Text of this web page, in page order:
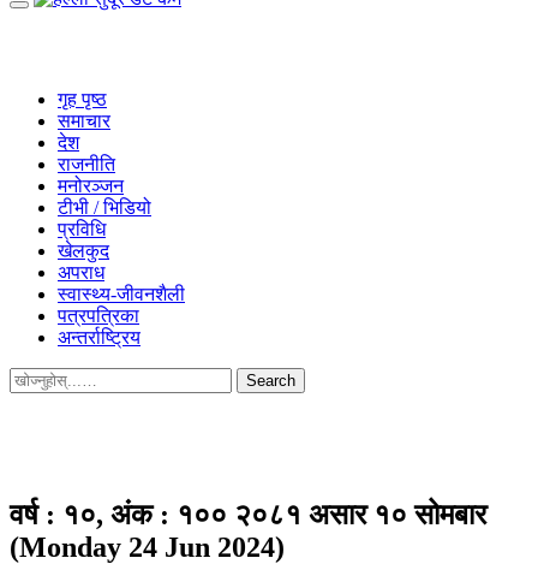
Primary
गृह पृष्ठ
समाचार
देश
राजनीति
मनोरञ्जन
टीभी / भिडियो
प्रविधि
खेलकुद
अपराध
स्वास्थ्य-जीवनशैली
पत्रपत्रिका
अन्तर्राष्ट्रिय
Search
for:
वर्ष : १०, अंक : १०० २०८१ असार १० सोमबार
(Monday 24 Jun 2024)